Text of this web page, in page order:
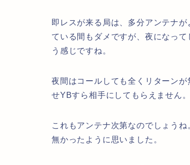
即レスが来る局は、多分アンテナ
ている間もダメですが、夜になっ
う感じですね。
夜間はコールしても全くリターン
せYBすら相手にしてもらえません
これもアンテナ次第なのでしょう
無かったように思いました。